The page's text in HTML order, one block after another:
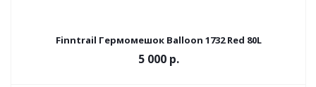
Finntrail Гермомешок Balloon 1732 Red 80L
5 000 р.